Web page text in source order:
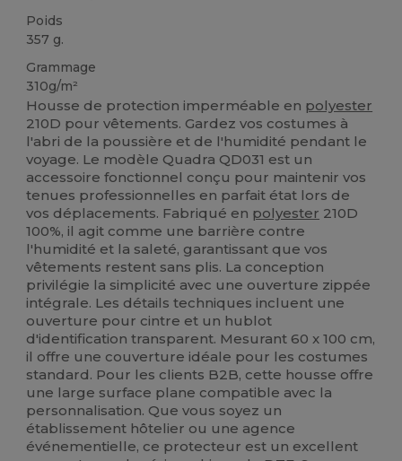
Poids
357 g.
Grammage
310g/m²
Housse de protection imperméable en polyester
210D pour vêtements. Gardez vos costumes à
l'abri de la poussière et de l'humidité pendant le
voyage. Le modèle Quadra QD031 est un
accessoire fonctionnel conçu pour maintenir vos
tenues professionnelles en parfait état lors de
vos déplacements. Fabriqué en polyester 210D
100%, il agit comme une barrière contre
l'humidité et la saleté, garantissant que vos
vêtements restent sans plis. La conception
privilégie la simplicité avec une ouverture zippée
intégrale. Les détails techniques incluent une
ouverture pour cintre et un hublot
d'identification transparent. Mesurant 60 x 100 cm,
il offre une couverture idéale pour les costumes
standard. Pour les clients B2B, cette housse offre
une large surface plane compatible avec la
personnalisation. Que vous soyez un
établissement hôtelier ou une agence
événementielle, ce protecteur est un excellent